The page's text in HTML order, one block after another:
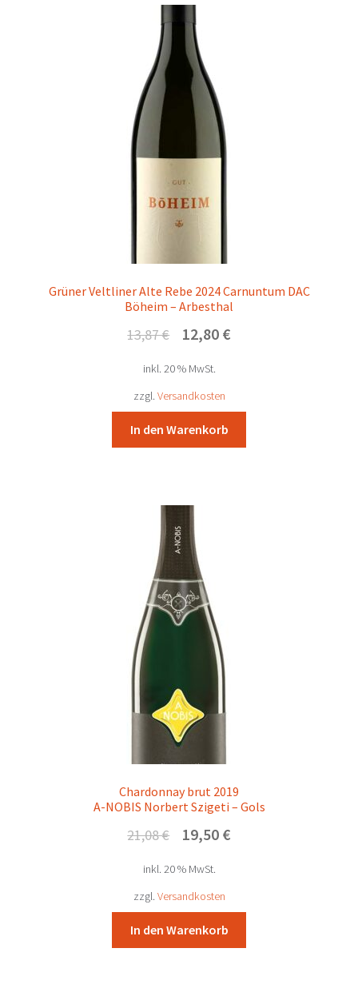
Grüner Veltliner Alte Rebe 2024 Carnuntum DAC
Böheim – Arbesthal
13,87€
Ursprünglicher
war:
13,87 €
12,80 €Aktueller
inkl. 20 % MwSt.
zzgl. Versandkosten
In den Warenkorb
Chardonnay brut 2019
A-NOBIS Norbert Szigeti – Gols
21,08€
Ursprünglicher
war:
21,08 €
19,50 €Aktueller
inkl. 20 % MwSt.
zzgl. Versandkosten
In den Warenkorb